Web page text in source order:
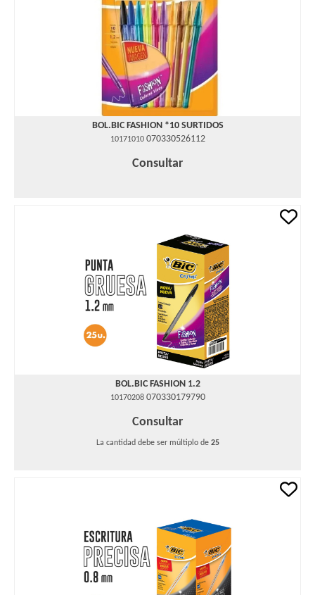
BOL.BIC FASHION *10 SURTIDOS
10171010 070330526112
Consultar
BOL.BIC FASHION 1.2
10170208 070330179790
Consultar
La cantidad debe ser múltiplo de 25